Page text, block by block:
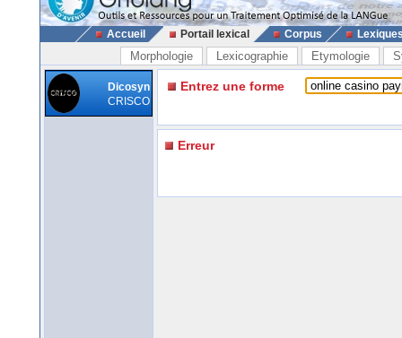
Accueil Portail lexical Corpus
Morphologie Lexicographie Etymologie
Dicosyn
CRISCO
Entrez une forme
Erreur